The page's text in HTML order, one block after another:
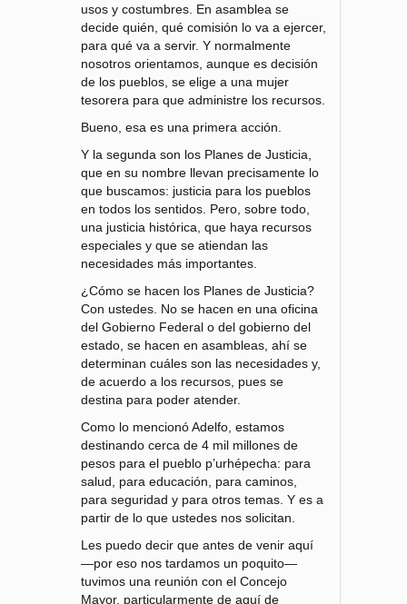
usos y costumbres. En asamblea se
decide quién, qué comisión lo va a ejercer,
para qué va a servir. Y normalmente
nosotros orientamos, aunque es decisión
de los pueblos, se elige a una mujer
tesorera para que administre los recursos.
Bueno, esa es una primera acción.
Y la segunda son los Planes de Justicia,
que en su nombre llevan precisamente lo
que buscamos: justicia para los pueblos
en todos los sentidos. Pero, sobre todo,
una justicia histórica, que haya recursos
especiales y que se atiendan las
necesidades más importantes.
¿Cómo se hacen los Planes de Justicia?
Con ustedes. No se hacen en una oficina
del Gobierno Federal o del gobierno del
estado, se hacen en asambleas, ahí se
determinan cuáles son las necesidades y,
de acuerdo a los recursos, pues se
destina para poder atender.
Como lo mencionó Adelfo, estamos
destinando cerca de 4 mil millones de
pesos para el pueblo p’urhépecha: para
salud, para educación, para caminos,
para seguridad y para otros temas. Y es a
partir de lo que ustedes nos solicitan.
Les puedo decir que antes de venir aquí
—por eso nos tardamos un poquito—
tuvimos una reunión con el Concejo
Mayor, particularmente de aquí de